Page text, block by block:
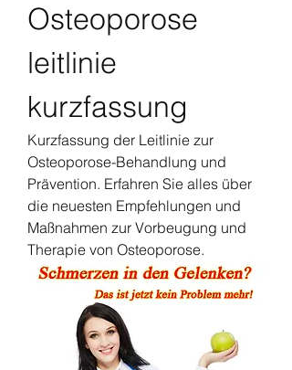
Osteoporose
leitlinie
kurzfassung
Kurzfassung der Leitlinie zur
Osteoporose-Behandlung und
Prävention. Erfahren Sie alles über
die neuesten Empfehlungen und
Maßnahmen zur Vorbeugung und
Therapie von Osteoporose.